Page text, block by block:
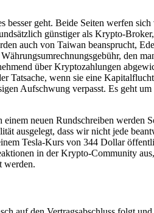
geht. Beide Seiten werfen
günstiger als Krypto-
auch von Taiwan beansprucht,
den
über Kryptozahlungen
wenn sie eine
Aufschwung verpasst. Es geht
neuen Rundschreiben werden
ausgelegt, dass wir nicht jede
Tesla-Kurs von 344 Dollar
in der Krypto-Community
werden.